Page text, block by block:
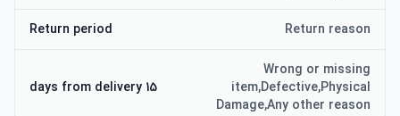
Return reason
Return period
Wrong or missing
item,Defective,Physical
Damage,Any other reason
15 days from delivery